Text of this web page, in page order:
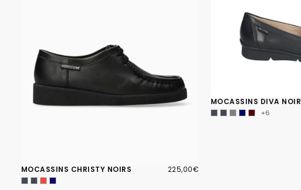
MOCASSINS CHRISTY NOIRS 225,00€
PRIX
225,00€
MOCASSINS DIVA
+6